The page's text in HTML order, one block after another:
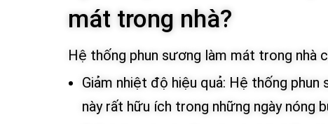
mát trong nhà?
Hệ thống phun sương làm mát trong nhà
Giảm nhiệt độ hiệu quả: Hệ thống
này rất hữu ích trong những ngày nóng